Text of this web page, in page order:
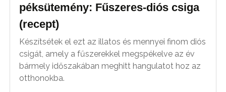
péksütemény: Fűszeres-diós csiga
(recept)
Készítsétek el ezt az illatos és mennyei finom diós
csigát, amely a fűszerekkel megspékelve az év
bármely időszakában meghitt hangulatot hoz az
otthonokba.